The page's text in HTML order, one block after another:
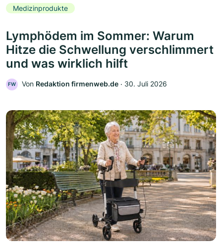
Medizinprodukte
Lymphödem im Sommer: Warum
Hitze die Schwellung verschlimmert
und was wirklich hilft
FW Von Redaktion firmenweb.de ‧ 30. Juli 2026